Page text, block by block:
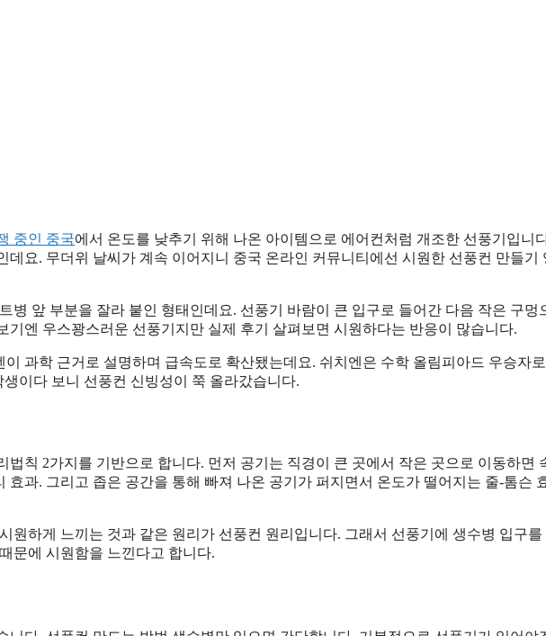
중인 중국에서 온도를 낮추기 위해 나온 아이템으로 에어컨처럼 개조한 선풍기입니
데요. 무더위 날씨가 계속 이어지니 중국 온라인 커뮤니티에선 시원한 선풍컨 만들기
병 앞 부분을 잘라 붙인 형태인데요. 선풍기 바람이 큰 입구로 들어간 다음 작은 구멍
기엔 우스꽝스러운 선풍기지만 실제 후기 살펴보면 시원하다는 반응이 많습니다.
과학 근거로 설명하며 급속도로 확산됐는데요. 쉬치엔은 수학 올림피아드 우승자
이다 보니 선풍컨 신빙성이 쭉 올라갔습니다.
법칙 2가지를 기반으로 합니다. 먼저 공기는 직경이 큰 곳에서 작은 곳으로 이동하면
효과. 그리고 좁은 공간을 통해 빠져 나온 공기가 퍼지면서 온도가 떨어지는 줄-톰슨
원하게 느끼는 것과 같은 원리가 선풍컨 원리입니다. 그래서 선풍기에 생수병 입구를
문에 시원함을 느낀다고 합니다.